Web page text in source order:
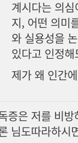
계시다는 의
지, 어떤 의미
와 실용성을
있다고 인정
제가 왜 인간
증은 저를 비
님도따라하시